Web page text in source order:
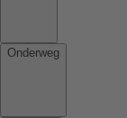
Onderweg